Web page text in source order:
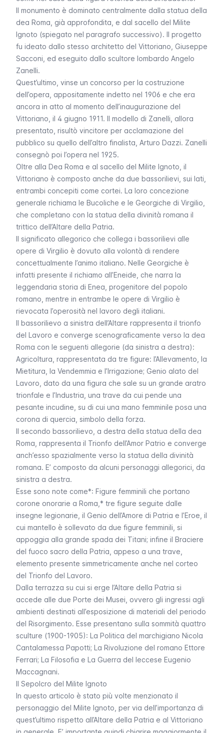
Il monumento è dominato centralmente dalla statua della
dea Roma, già approfondita, e dal sacello del Milite
Ignoto (spiegato nel paragrafo successivo). Il progetto
fu ideato dallo stesso architetto del Vittoriano, Giuseppe
Sacconi, ed eseguito dallo scultore lombardo Angelo
Zanelli.
Quest’ultimo, vinse un concorso per la costruzione
dell’opera, appositamente indetto nel 1906 e che era
ancora in atto al momento dell’inaugurazione del
Vittoriano, il 4 giugno 1911. Il modello di Zanelli, allora
presentato, risultò vincitore per acclamazione del
pubblico su quello dell’altro finalista, Arturo Dazzi. Zanelli
consegnò poi l’opera nel 1925.
Oltre alla Dea Roma e al sacello del Milite Ignoto, il
Vittoriano è composto anche da due bassorilievi, sui lati,
entrambi concepiti come cortei. La loro concezione
generale richiama le Bucoliche e le Georgiche di Virgilio,
che completano con la statua della divinità romana il
trittico dell’Altare della Patria.
Il significato allegorico che collega i bassorilievi alle
opere di Virgilio è dovuto alla volontà di rendere
concettualmente l’animo italiano. Nelle Georgiche è
infatti presente il richiamo all’Eneide , che narra la
leggendaria storia di Enea, progenitore del popolo
romano, mentre in entrambe le opere di Virgilio è
rievocata l’operosità nel lavoro degli italiani.
Il bassorilievo a sinistra dell’Altare rappresenta il trionfo
del Lavoro e converge scenograficamente verso la dea
Roma con le seguenti allegorie (da sinistra a destra):
Agricoltura, rappresentata da tre figure: l’Allevamento, la
Mietitura, la Vendemmia e l’Irrigazione; Genio alato del
Lavoro, dato da una figura che sale su un grande aratro
trionfale e l’Industria , una trave da cui pende una
pesante incudine, su di cui una mano femminile posa una
corona di quercia, simbolo della forza.
Il secondo bassorilievo, a destra della statua della dea
Roma, rappresenta il Trionfo dell’Amor Patrio e converge
anch’esso spazialmente verso la statua della divinità
romana. E’ composto da alcuni personaggi allegorici, da
sinistra a destra.
Esse sono note come*: Figure femminili che portano
corone onorarie a Roma,* tre figure seguite dalle
insegne legionarie, il Genio dell’Amore di Patria e l’Eroe , il
cui mantello è sollevato da due figure femminili, si
appoggia alla grande spada dei Titani; infine il Braciere
del fuoco sacro della Patria, appeso a una trave,
elemento presente simmetricamente anche nel corteo
del Trionfo del Lavoro.
Dalla terrazza su cui si erge l’Altare della Patria si
accede alle due Porte dei Musei, ovvero gli ingressi agli
ambienti destinati all’esposizione di materiali del periodo
del Risorgimento. Esse presentano sulla sommità quattro
sculture (1900-1905): La Politica del marchigiano Nicola
Cantalamessa Papotti; La Rivoluzione del romano Ettore
Ferrari; La Filosofia e La Guerra del leccese Eugenio
Maccagnani.
Il Sepolcro del Milite Ignoto
In questo articolo è stato più volte menzionato il
personaggio del Milite Ignoto, per via dell’importanza di
quest’ultimo rispetto all’Altare della Patria e al Vittoriano